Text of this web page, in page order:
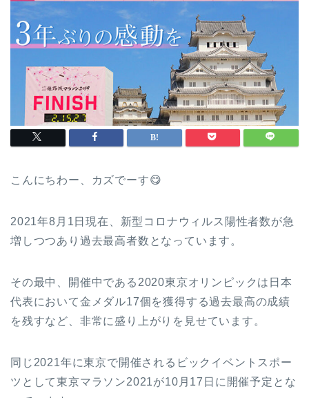
こんにちわー、カズでーす😋
2021年8月1日現在、新型コロナウィルス陽性者数が急
増しつつあり過去最高者数となっています。
その最中、開催中である2020東京オリンピックは日本
代表において金メダル17個を獲得する過去最高の成績
を残すなど、非常に盛り上がりを見せています。
同じ2021年に東京で開催されるビックイベントスポー
ツとして東京マラソン2021が10月17日に開催予定とな